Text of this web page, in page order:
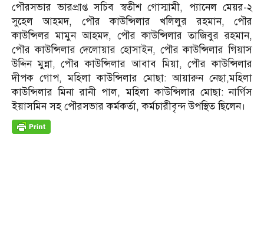
পৌরসভার ভারপ্রাপ্ত সচিব স্বতীশ গোস্মামী, প্যানেল মেয়র-২
সুহেল আহমদ, পৌর কাউন্সিলার খলিলুর রহমান, পৌর
কাউন্সিলর মামুন আহমদ, পৌর কাউন্সিলার তাজিবুর রহমান,
পৌর কাউন্সিলার দেলোয়ার হোসাইন, পৌর কাউন্সিলার গিয়াস
উদ্দিন মুন্না, পৌর কাউন্সিলার আবাব মিয়া, পৌর কাউন্সিলার
দীপক গোপ, মহিলা কাউন্সিলার মোছা: আয়ারুন নেছা,মহিলা
কাউন্সিলার মিনা রানী পাল, মহিলা কাউন্সিলার মোছা: নার্গিস
ইয়াসমিন সহ পৌরসভার কর্মকর্তা, কর্মচারীবৃন্দ উপস্থিত ছিলেন।